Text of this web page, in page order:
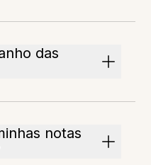
das
notas